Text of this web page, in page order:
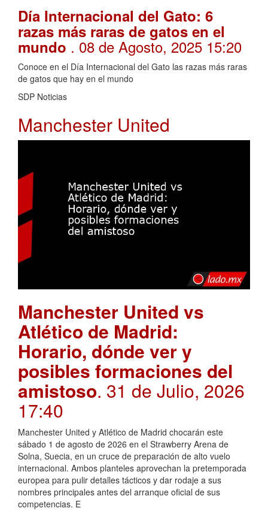
Día Internacional del Gato: 6
razas más raras de gatos en el
mundo . 08 de Agosto, 2025 15:20
Conoce en el Día Internacional del Gato las razas más raras
de gatos que hay en el mundo
SDP Noticias
Manchester United
Manchester United vs
Atlético de Madrid:
Horario, dónde ver y
posibles formaciones del
amistoso. 31 de Julio, 2026
17:40
Manchester United y Atlético de Madrid chocarán este
sábado 1 de agosto de 2026 en el Strawberry Arena de
Solna, Suecia, en un cruce de preparación de alto vuelo
internacional. Ambos planteles aprovechan la pretemporada
europea para pulir detalles tácticos y dar rodaje a sus
nombres principales antes del arranque oficial de sus
competencias. E